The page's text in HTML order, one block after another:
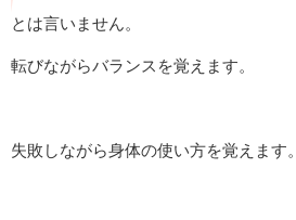
とは言いません。
転びながらバランスを覚えます。
失敗しながら身体の使い方を覚えます。